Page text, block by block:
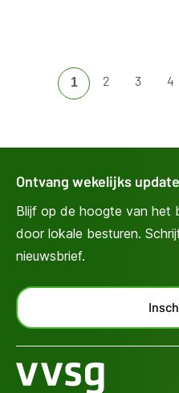
Huidige
pagina
1
Ga
2
Ga
3
Ga
4
Ontvang wekelijks
Blijf op de hoogte van het
door lokale besturen.
nieuwsbrief.